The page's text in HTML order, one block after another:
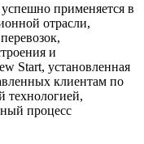
применяется в
отрасли,
и
Start, установленная
клиентам по
технологией,
процесс